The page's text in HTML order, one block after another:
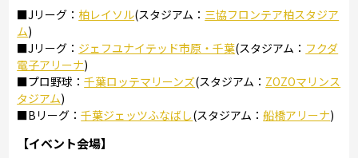
■Jリーグ： 柏レイソル(スタジアム： 三協フロンテア柏スタジア
ム)
■Jリーグ： ジェフユナイテッド市原・千葉(スタジアム： フクダ
電子アリーナ)
■プロ野球：千葉ロッテマリーンズ(スタジアム： ZOZOマリンス
タジアム)
■Bリーグ：千葉ジェッツふなばし(スタジアム：船橋アリーナ)
【イベント会場】